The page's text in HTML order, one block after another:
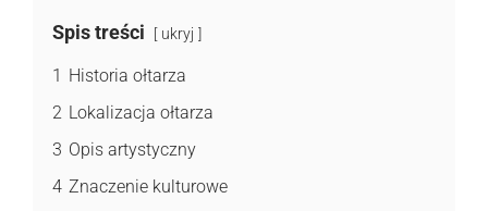
Spis treści ukryj
1 Historia ołtarza
2 Lokalizacja ołtarza
3 Opis artystyczny
4 Znaczenie kulturowe